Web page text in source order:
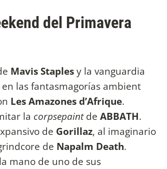
del Primavera
Mavis Staplesy la vanguardia
en las fantasmagorías ambient
Les Amazones d’Afrique.
la corpsepaintde ABBATH.
de Gorillaz, al imaginario
de Napalm Death.
mano de uno de sus